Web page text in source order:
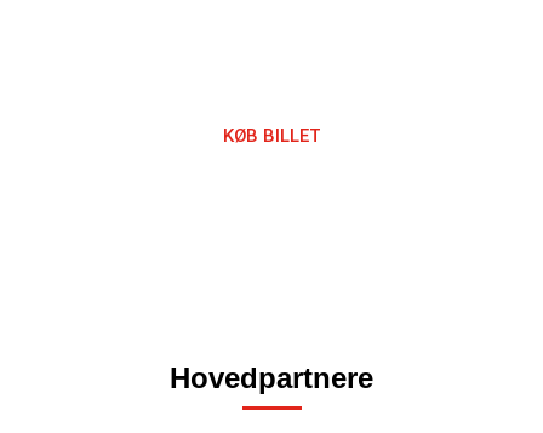
KØB BILLET
Hovedpartnere